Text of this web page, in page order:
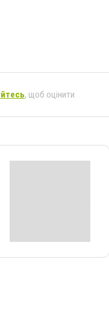
, щоб оцінити